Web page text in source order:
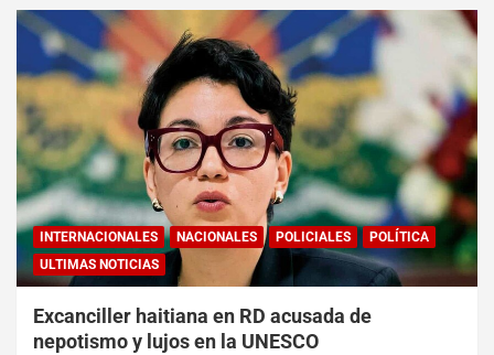
INTERNACIONALES NACIONALES POLICIALES
POLÍTICA
ULTIMAS NOTICIAS
Excanciller haitiana en RD acusada de
nepotismo y lujos en la UNESCO